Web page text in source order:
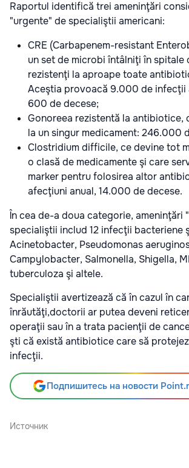
Raportul identifică trei ameninţări
"urgente" de specialiştii americani:
CRE (Carbapenem-resistant
un set de microbi întâlniţi în spitale
rezistenţi la aproape toate
Aceştia provoacă 9.000 de infecţii
600 de decese;
Gonoreea rezistentă la antibiotice,
la un singur medicament: 246.000
Clostridium difficile, ce devine tot
o clasă de medicamente şi care
marker pentru folosirea altor
afecţiuni anual, 14.000 de decese.
În cea de-a doua categorie, ameninţări
specialiştii includ 12 infecţii bacteriene
Acinetobacter, Pseudomonas
Campylobacter, Salmonella, Shigella,
tuberculoza şi altele.
Specialiştii avertizează că în cazul în
înrăutăţi,doctorii ar putea deveni
operaţii sau în a trata pacienţii de
şti că există antibiotice care să
infecţii.
Подпишитесь на новости
Источник